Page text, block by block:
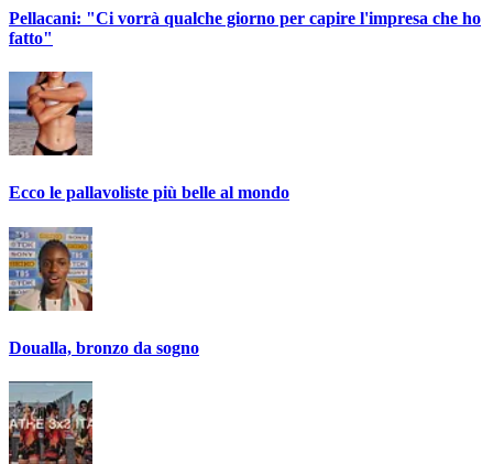
Pellacani: "Ci vorrà qualche giorno per capire l'impresa che ho
fatto"
Ecco le pallavoliste più belle al mondo
Doualla, bronzo da sogno